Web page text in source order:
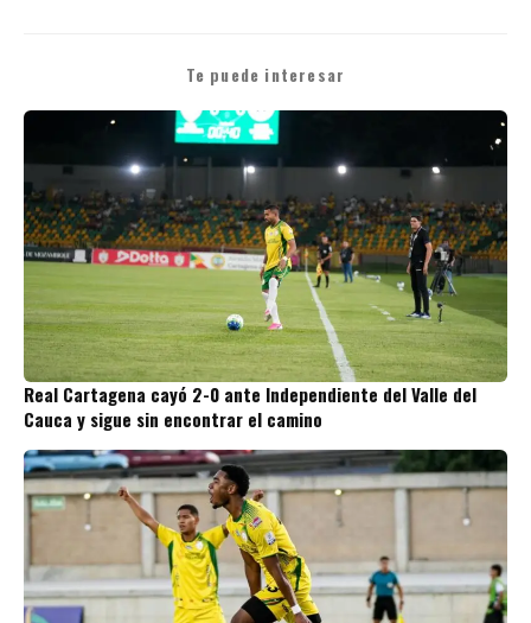
Te puede interesar
Real Cartagena cayó 2-0 ante Independiente del Valle del
Cauca y sigue sin encontrar el camino